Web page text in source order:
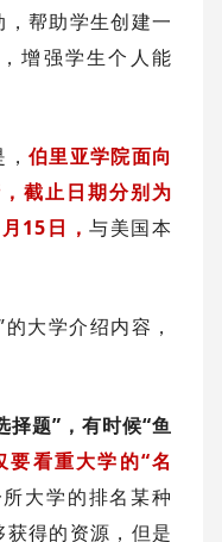
帮助学生创建一
增强学生个人能
伯里亚学院面向
截止日期分别为
15日，与美国本
大学介绍内容，
择题”，有时候“鱼
要看重大学的“名
大学的排名某种
得的资源，但是